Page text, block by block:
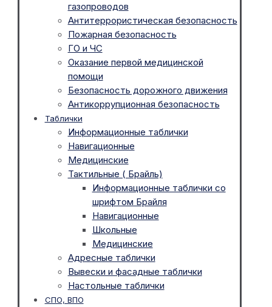
газопроводов
Антитеррористическая безопасность
Пожарная безопасность
ГО и ЧС
Оказание первой медицинской
помощи
Безопасность дорожного движения
Антикоррупционная безопасность
Таблички
Информационные таблички
Навигационные
Медицинские
Тактильные ( Брайль)
Информационные таблички со
шрифтом Брайля
Навигационные
Школьные
Медицинские
Адресные таблички
Вывески и фасадные таблички
Настольные таблички
СПО, ВПО